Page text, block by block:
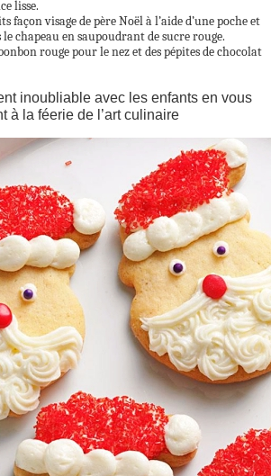
lisse.
façon visage de père Noël à l’aide d’une poche et
le chapeau en saupoudrant de sucre rouge.
rouge pour le nez et des pépites de chocolat
inoubliable avec les enfants en vous
à la féerie de l’art culinaire